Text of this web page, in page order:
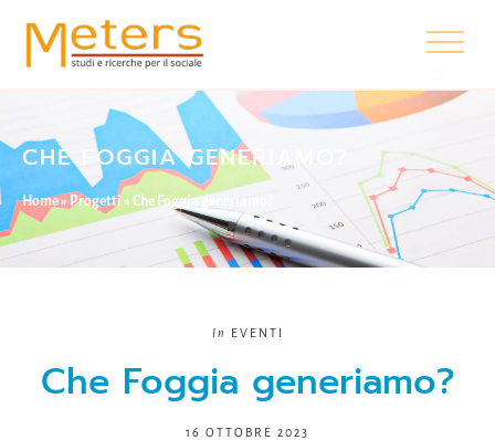
CHE FOGGIA GENERIAMO?
Home» Progetti » Che Foggia generiamo?
In EVENTI
Che Foggia generiamo?
16 OTTOBRE 2023